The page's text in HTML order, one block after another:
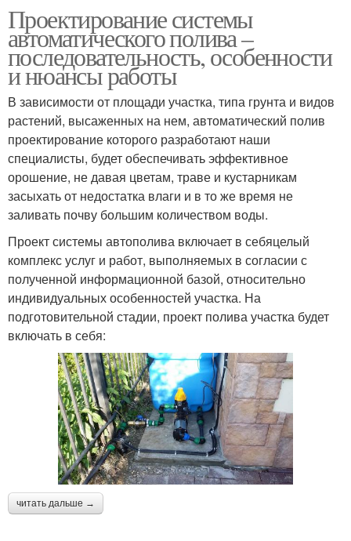
Проектирование системы
автоматического полива –
последовательность, особенности
и нюансы работы
В зависимости от площади участка, типа грунта и видов
растений, высаженных на нем, автоматический полив
проектирование которого разработают наши
специалисты, будет обеспечивать эффективное
орошение, не давая цветам, траве и кустарникам
засыхать от недостатка влаги и в то же время не
заливать почву большим количеством воды.
Проект системы автополива включает в себяцелый
комплекс услуг и работ, выполняемых в согласии с
полученной информационной базой, относительно
индивидуальных особенностей участка. На
подготовительной стадии, проект полива участка будет
включать в себя:
читать дальше →